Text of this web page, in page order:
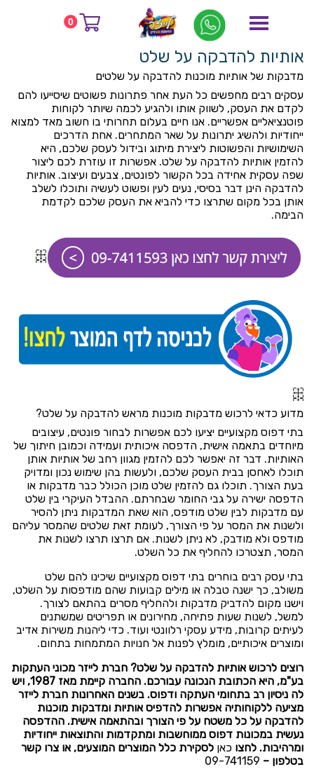
0 דף הבית
בלוג
אותיות להדבקה על שלט
אותיות להדבקה על שלט
מדבקות של אותיות מוכנות להדבקה על שלטים
עסקים רבים מחפשים כל העת אחר פתרונות פשוטים שיסייעו להם
לקדם את העסק, לשווק אותו ולהגיע לכמה שיותר לקוחות
פוטנציאליים אפשריים. אנו חיים בעלום תחרותי בו חשוב מאד למצוא
ייחודיות ולהשיג יתרונות על שאר המתחרים. אחת הדרכים
השימושיות והפשוטות ליצירת מיתוג ובידול לעסק שלכם, היא
להזמין אותיות להדבקה על שלט. אפשרות זו עוזרת לכם ליצור
שפה עסקית אחידה בכל הקשור לפונטים, צבעים ועיצוב. אותיות
להדבקה הינן דבר בסיסי, נעים לעין ופשוט לעשיה ותוכלו לשלב
אותן בכל מקום שתרצו כדי להביא את העסק שלכם לקדמת
הבימה.
מדוע כדאי לרכוש מדבקות מוכנות מראש להדבקה על שלט?
בתי דפוס מקצועיים יציעו לכם אפשרות לבחור פונטים, עיצובים
מיוחדים בתאמה אישית, הדפסה איכותית ועמידה וכמובן חיתוך של
האותיות. דבר זה יאפשר לכם להזמין מגוון רחב של אותיות אותן
תוכלו לאחסן בבית העסק שלכם, ולעשות בהן שימוש נכון ומדויק
בעת הצורך. תוכלו גם להזמין שלט מוכן הכולל כבר מדבקות או
הדפסה ישירה על גבי החומר שבחרתם. ההבדל העיקרי בין שלט
עם מדבקות לבין שלט מודפס, הוא שאת המדבקות ניתן להסיר
ולשנות את המסר על פי הצורך, לעומת זאת שלטים שהמסר עליהם
מודפס ולא מודבק, לא ניתן לשנות. אם תרצו תרצו לשנות את
המסר, תצטרכו להחליף את כל השלט.
בתי עסק רבים בוחרים בתי דפוס מקצועיים שיכינו להם שלט
משולב, כך ישנה טבלה או מילים קבועות שהם מודפסות על השלט,
וישנו מקום להדביק מדבקות ולהחליף מסרים בהתאם לצורך.
למשל, לשנות שעות פתיחה, מחירונים או תפריטים שמשתנים
לעיתים קרובות, מידע עסקי רלוונטי ועוד. כדי ליהנות משירות אדיב
ומוצרים איכותיים, מומלץ לפנות אל חנויות המתמחות בתחום.
רוצים לרכוש אותיות להדבקה על שלט? חברת לייזר מכוני העתקות
בע"מ, היא הכתובת הנכונה עבורכם. החברה קיימת מאז 1987, ויש
לה ניסיון רב בתחומי העתקה ודפוס. בשנים האחרונות חברת לייזר
מציעה ללקוחותיה אפשרות להדפיס אותיות ומדבקות מוכנות
להדבקה על כל משטח על פי הצורך ובהתאמה אישית. ההדפסה
נעשית במכונות דפוס ממוחשבות ומתקדמות והתוצאות ייחודיות
ומרהיבות. לחצו כאן לסקירת כלל המוצרים המוצעים, או צרו קשר
בטלפון – 09-741159